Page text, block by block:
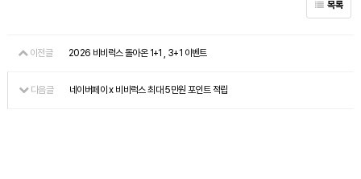
목록
이전글 2026 비비럭스 돌아온 1+1 , 3+1 이벤트
다음글 네이버페이 x 비비럭스 최대 5만원 포인트 적립